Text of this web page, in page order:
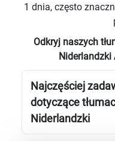
1 dnia, często
Odkryj naszych
Niderlandzki
Najczęściej
dotyczące
Niderlandzki